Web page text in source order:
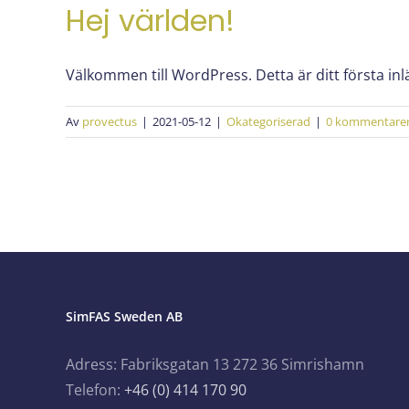
Hej världen!
Välkommen till WordPress. Detta är ditt första
Av provectus | 2021-05-12 | Okategoriserad | 0
SimFAS Sweden AB
Adress: Fabriksgatan 13 272 36 Simrishamn
Telefon: +46 (0) 414 170 90